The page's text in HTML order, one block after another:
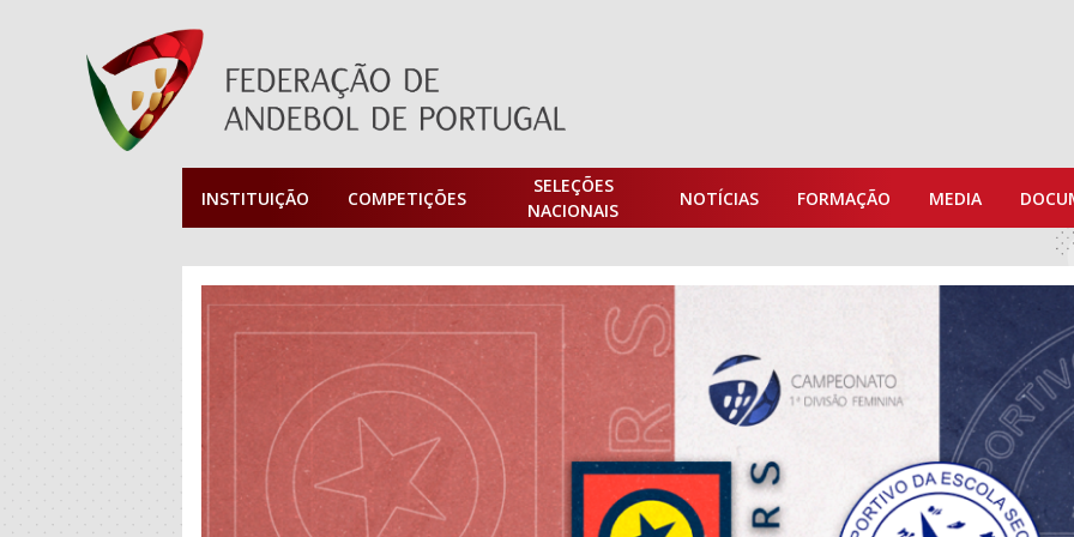
INSTITUIÇÃO COMPETIÇÕES
SELEÇÕES
NACIONAIS
NOTÍCIAS FORMAÇÃO MEDIA